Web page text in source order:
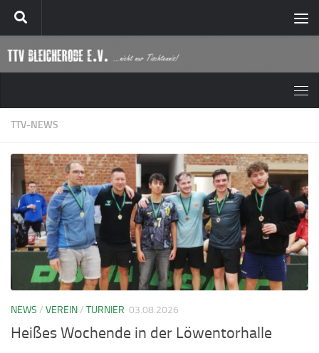
Zum Inhalt springen
TTV-NEWS
NEWS / VEREIN/ TURNIER 03.08.2026
Heißes Wochende in der Löwentorhalle